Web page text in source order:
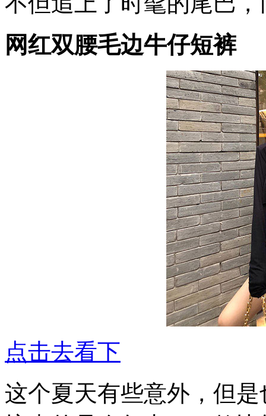
网红双腰毛边牛仔短裤
点击去看下
这个夏天有些意外，但